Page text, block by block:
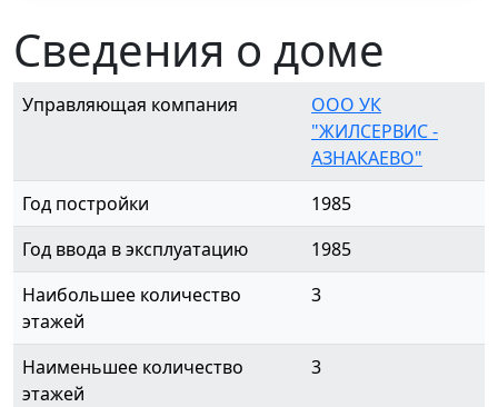
Сведения о доме
Управляющая компания
ООО УК
"ЖИЛСЕРВИС -
АЗНАКАЕВО"
Год постройки
1985
Год ввода в эксплуатацию
1985
Наибольшее количество
этажей
3
Наименьшее количество
этажей
3